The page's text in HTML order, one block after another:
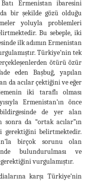
Ermenistan ibaresini
bir şekilde gözü olduğu
yoluyla problemleri
Bu sebeple, iki
ilk adımın Ermenistan
Türkiye’nin tek
ötürü özür
eden Başbuğ, yapılan
da acılar çektiğini ve eğer
iki taraflı olması
Ermenistan’ın önce
bildirgesinde de yer alan
sonra da “ortak acılar”ın
gerektiğini belirtmektedir.
birçok sorunu olan
bulundurulması ve
vurgulamıştır.
karşı Türkiye’nin